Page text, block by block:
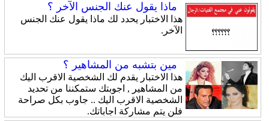
ماذا يقول عنك الجنس الآخر ؟
هذا الاختبار يحدد لك ماذا يقول عنك الجنس
الآخر.
مين بتشبه من المشاهير ؟
هذا الاختبار يقدم لك الشخصية الاقرب اليك
من المشاهير , اجوبتك ستمكننا من تحديد
الشخصية الاقرب اليك .. جاوب بكل صراحة
فلن يتم مشاركة اجاباتك.